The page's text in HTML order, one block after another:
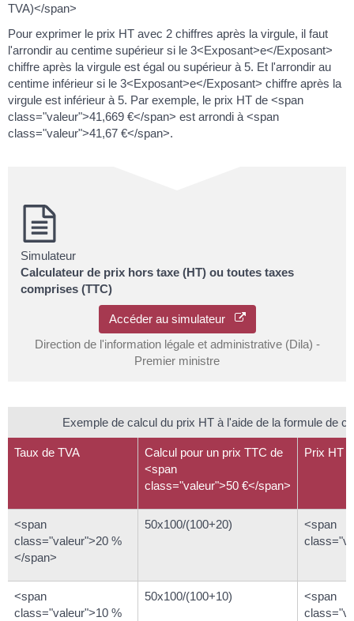
TVA)</span>
Pour exprimer le prix HT avec 2 chiffres après la virgule, il faut
l'arrondir au centime supérieur si le 3<Exposant>e</Exposant>
chiffre après la virgule est égal ou supérieur à 5. Et l'arrondir au
centime inférieur si le 3<Exposant>e</Exposant> chiffre après la
virgule est inférieur à 5. Par exemple, le prix HT de <span
class="valeur">41,669 €</span> est arrondi à <span
class="valeur">41,67 €</span>.
Simulateur
Calculateur de prix hors taxe (HT) ou toutes taxes
comprises (TTC)
Accéder au simulateur
Direction de l'information légale et administrative (Dila) -
Premier ministre
Exemple de calcul du prix HT à l'aide de la formule de
Taux de TVA
Calcul pour un prix TTC de
<span
class="valeur">50 €</span>
Prix HT
<span
class="valeur">20 %
</span>
50x100/(100+20)
<span
<span
class="valeur">10 %
50x100/(100+10)
<span